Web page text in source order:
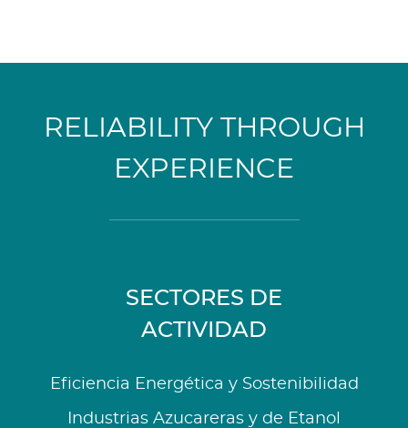
RELIABILITY THROUGH
EXPERIENCE
SECTORES DE
ACTIVIDAD
Eficiencia Energética y Sostenibilidad
Industrias Azucareras y de Etanol